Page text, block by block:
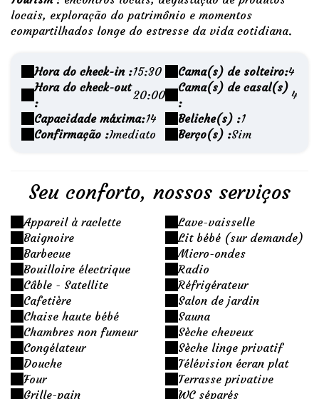
locais, exploração do patrimônio e momentos
compartilhados longe do estresse da vida cotidiana.
Hora do check-in :15:30
Hora do check-out
:
20:00
Capacidade máxima:14
Confirmação :Imediato
Cama(s) de solteiro:4
Cama(s) de casal(s)
:
4
Beliche(s) :1
Berço(s) :Sim
Seu conforto, nossos serviços
Appareil à raclette
Baignoire
Barbecue
Bouilloire électrique
Câble - Satellite
Cafetière
Chaise haute bébé
Chambres non fumeur
Congélateur
Douche
Four
Grille-pain
Lave-vaisselle
Lit bébé (sur demande)
Micro-ondes
Radio
Réfrigérateur
Salon de jardin
Sauna
Sèche cheveux
Sèche linge privatif
Télévision écran plat
Terrasse privative
WC séparés